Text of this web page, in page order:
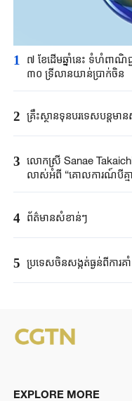
1
៧ ខែដើមឆ្នាំនេះ ទំហំពា
៣០ ទ្រីលានយាន់ប្រាក់ចិន
2 គ្រឹះស្ថាន​ទុនបរទេស​បន្តម
3 លោកស្រី Sanae ​Takaichi
លាស់​អំពី ​“គោលការណ៍បី​គ្មា
4 ព័ត៌មានសំខាន់ៗ
5 ប្រទេសចិនសង្កត់ធ្ងន់ពីការគ
EXPLORE MORE